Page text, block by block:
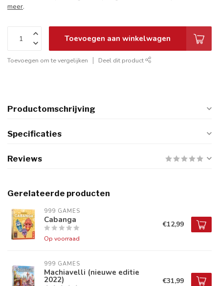
meer.
Toevoegen aan winkelwagen
Toevoegen om te vergelijken Deel dit product
Productomschrijving
Specificaties
Reviews
Gerelateerde producten
999 GAMES
Cabanga
Op voorraad
€12,99
999 GAMES
Machiavelli (nieuwe editie
2022) €31,99